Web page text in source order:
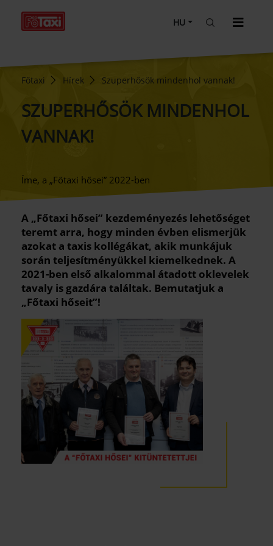
HU
Főtaxi Hírek Szuperhősök mindenhol vannak!
SZUPERHŐSÖK MINDENHOL
VANNAK!
Íme, a „Főtaxi hősei” 2022-ben
A „Főtaxi hősei” kezdeményezés lehetőséget
teremt arra, hogy minden évben elismerjük
azokat a taxis kollégákat, akik munkájuk
során teljesítményükkel kiemelkednek. A
2021-ben első alkalommal átadott oklevelek
tavaly is gazdára találtak. Bemutatjuk a
„Főtaxi hőseit”!